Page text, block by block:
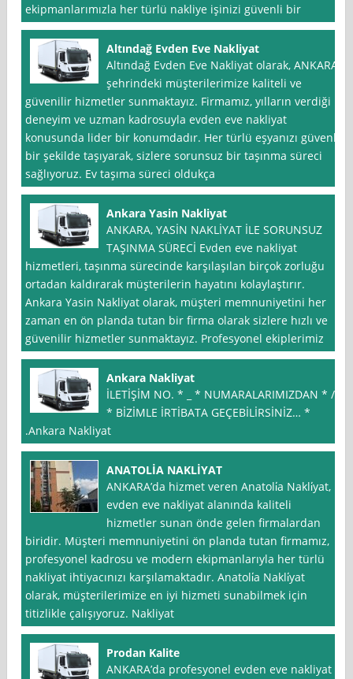
ekipmanlarımızla her türlü nakliye işinizi güvenli bir
Altındağ Evden Eve Nakliyat
Altındağ Evden Eve Nakliyat olarak, ANKARA
şehrindeki müşterilerimize kaliteli ve
güvenilir hizmetler sunmaktayız. Firmamız, yılların verdiği
deneyim ve uzman kadrosuyla evden eve nakliyat
konusunda lider bir konumdadır. Her türlü eşyanızı güvenli
bir şekilde taşıyarak, sizlere sorunsuz bir taşınma süreci
sağlıyoruz. Ev taşıma süreci oldukça
Ankara Yasin Nakliyat
ANKARA, YASİN NAKLİYAT İLE SORUNSUZ
TAŞINMA SÜRECİ Evden eve nakliyat
hizmetleri, taşınma sürecinde karşılaşılan birçok zorluğu
ortadan kaldırarak müşterilerin hayatını kolaylaştırır.
Ankara Yasin Nakliyat olarak, müşteri memnuniyetini her
zaman en ön planda tutan bir firma olarak sizlere hızlı ve
güvenilir hizmetler sunmaktayız. Profesyonel ekiplerimiz
Ankara Nakliyat
İLETİŞİM NO. * _ * NUMARALARIMIZDAN * /
* BİZİMLE İRTİBATA GEÇEBİLİRSİNİZ… *
.Ankara Nakliyat
ANATOLİA NAKLİYAT
ANKARA’da hizmet veren Anatoli̇a Nakli̇yat,
evden eve nakliyat alanında kaliteli
hizmetler sunan önde gelen firmalardan
biridir. Müşteri memnuniyetini ön planda tutan firmamız,
profesyonel kadrosu ve modern ekipmanlarıyla her türlü
nakliyat ihtiyacınızı karşılamaktadır. Anatoli̇a Nakli̇yat
olarak, müşterilerimize en iyi hizmeti sunabilmek için
titizlikle çalışıyoruz. Nakliyat
Prodan Kalite
ANKARA’da profesyonel evden eve nakliyat